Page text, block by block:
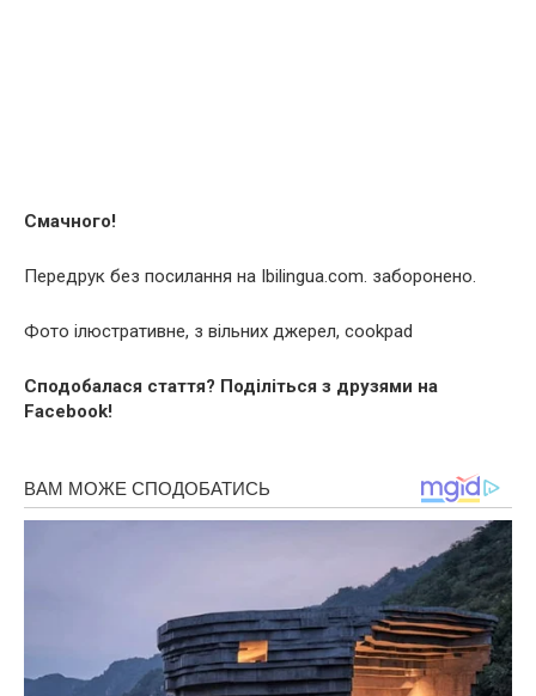
Смачного!
Передрук без посилання на Ibilingua.com. заборонено.
Фото ілюстративне, з вільних джерел, cookpad
Сподобалася стаття? Поділіться з друзями на
Facebook!